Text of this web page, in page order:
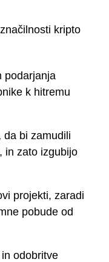
kripto
podarjanja
k hitremu
da bi zamudili
in zato izgubijo
projekti, zaradi
pobude od
odobritve